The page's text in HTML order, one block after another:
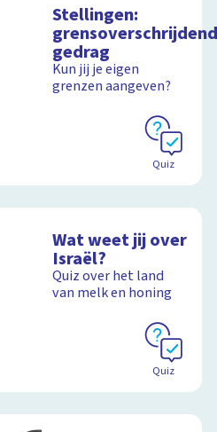
Stellingen:
gedrag
Kun jij je eigen
grenzen aangeven?
Quiz
Wat weet jij over
Israël?
Quiz over het land
van melk en honing
Quiz